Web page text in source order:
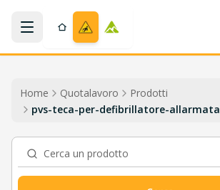
Salta al contenuto
Home Quotalavoro
Prodotti
pvs-teca-per-defibrillatore-allarmata
Cerca un prodotto